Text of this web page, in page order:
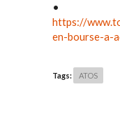
•
https://
en-bourse-a-
Tags: ATOS